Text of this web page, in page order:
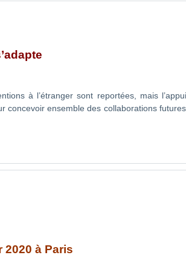
à l’étranger sont reportées, mais
concevoir ensemble des collaborations
2020 à Paris